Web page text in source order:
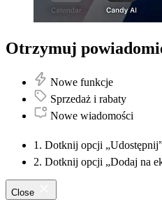
Otrzymuj
Nowe funkcje
Sprzedaż i rabaty
Nowe wiadomości
1. Dotknij opcji
2. Dotknij opcji „Dodaj na
Close